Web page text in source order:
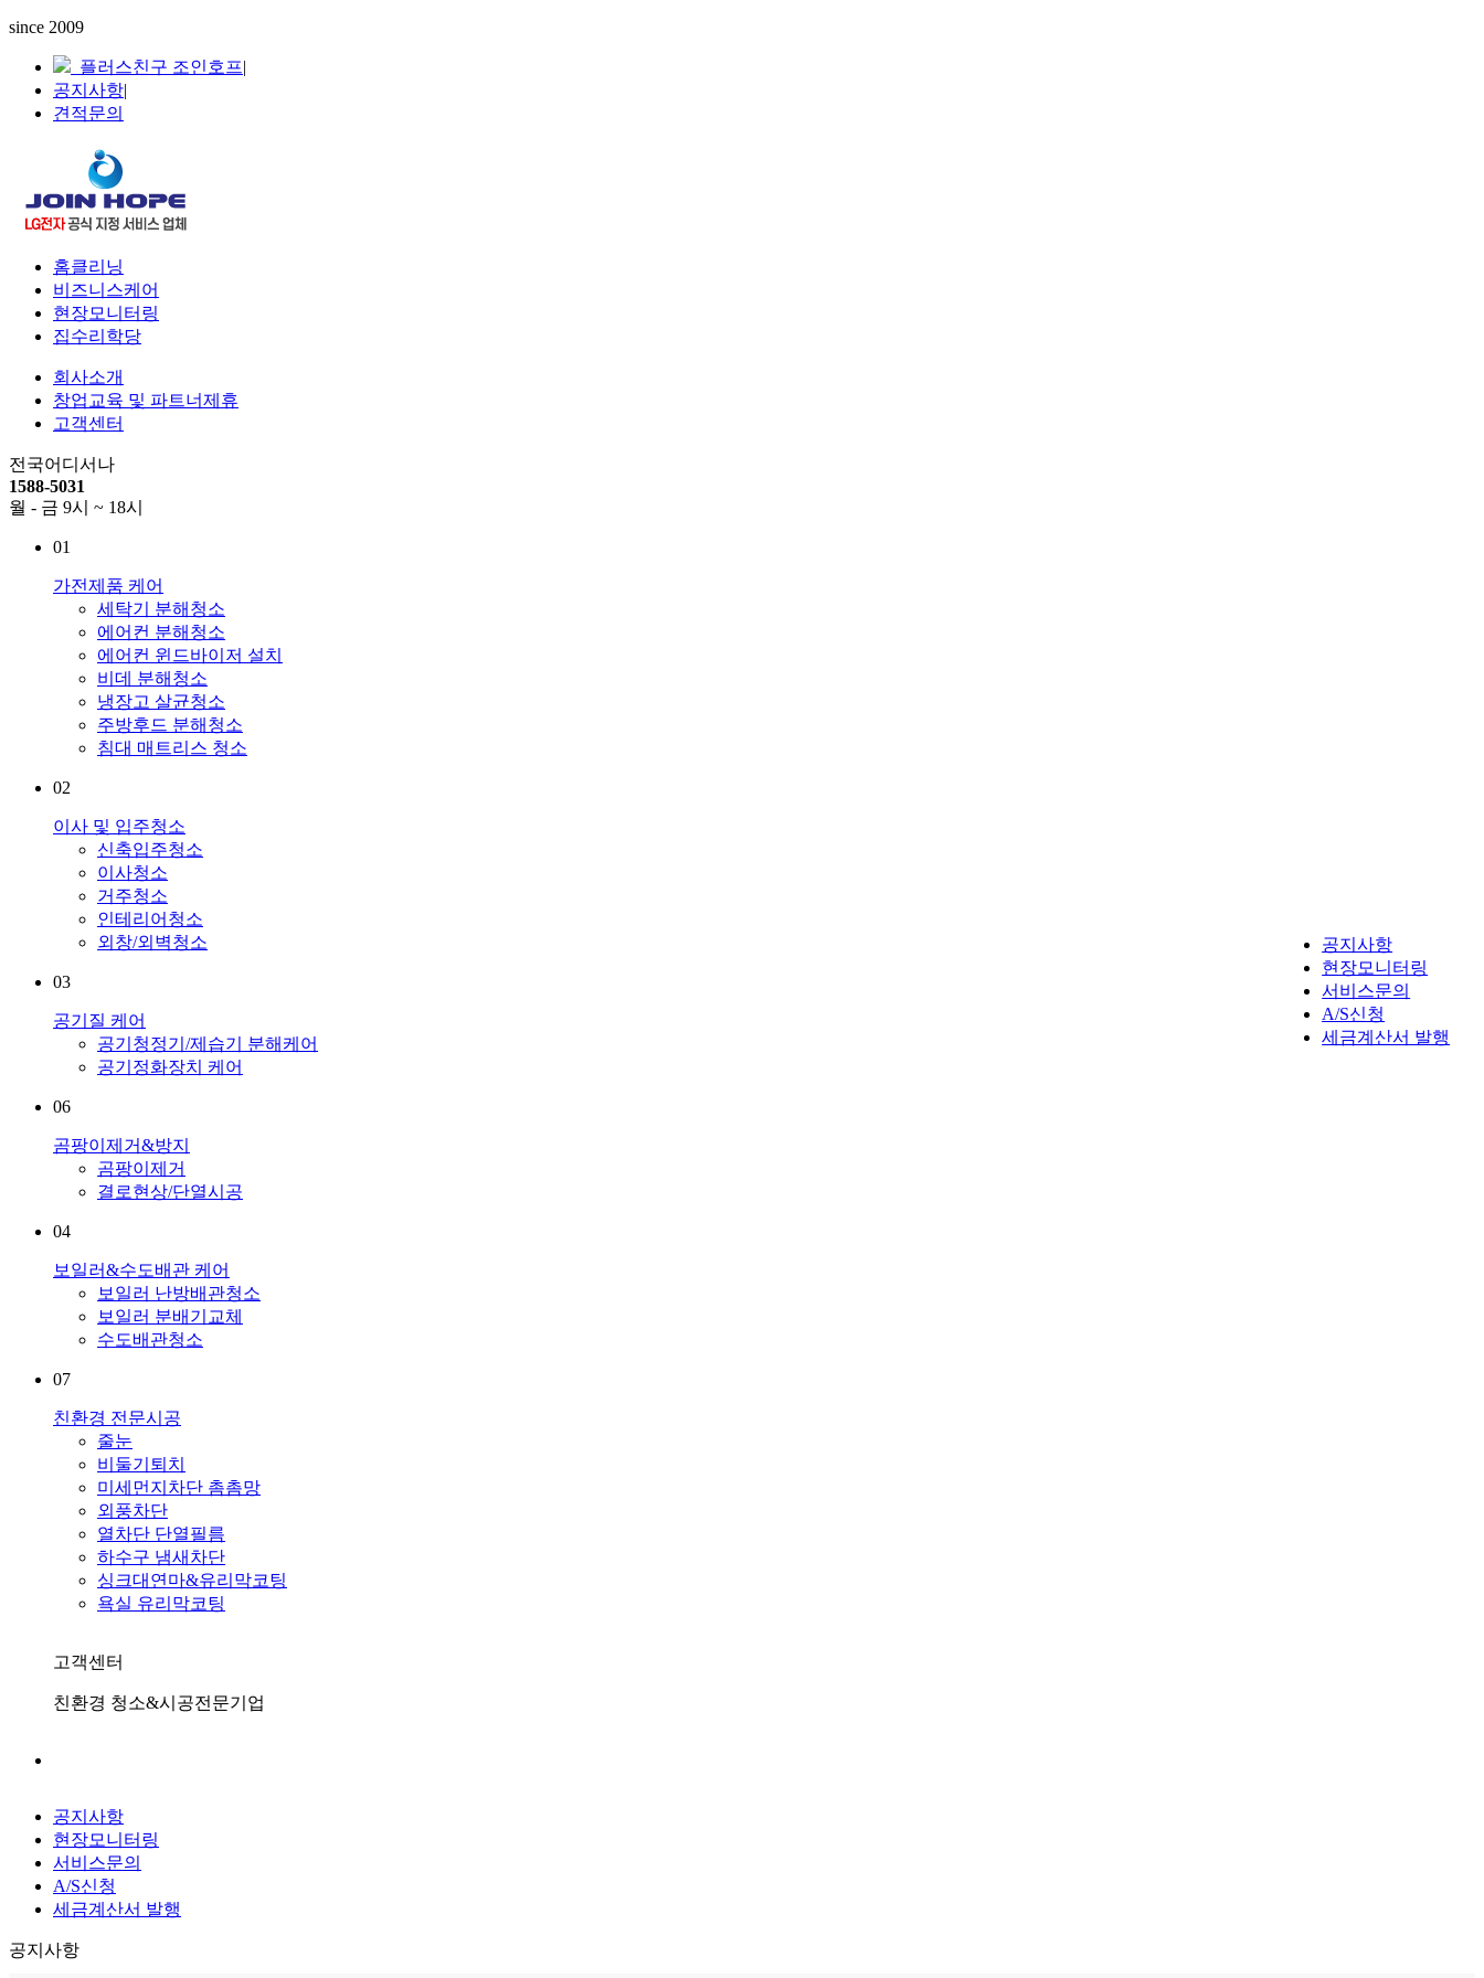
since 2009
플러스친구 조인호프|
공지사항|
견적문의
홈클리닝
비즈니스케어
현장모니터링
집수리학당
회사소개
창업교육 및 파트너제휴
고객센터
전국어디서나
1588-5031
월 - 금 9시 ~ 18시
01
가전제품 케어
세탁기 분해청소
에어컨 분해청소
에어컨 윈드바이저 설치
비데 분해청소
냉장고 살균청소
주방후드 분해청소
침대 매트리스 청소
02
이사 및 입주청소
신축입주청소
이사청소
거주청소
인테리어청소
외창/외벽청소
03
공기질 케어
공기청정기/제습기 분해케어
공기정화장치 케어
06
곰팡이제거&방지
곰팡이제거
결로현상/단열시공
04
보일러&수도배관 케어
보일러 난방배관청소
보일러 분배기교체
수도배관청소
07
친환경 전문시공
줄눈
비둘기퇴치
미세먼지차단 촘촘망
외풍차단
열차단 단열필름
하수구 냄새차단
싱크대연마&유리막코팅
욕실 유리막코팅
고객센터
친환경 청소&시공전문기업
공지사항
현장모니터링
서비스문의
A/S신청
세금계산서 발행
공지사항
현장모니터링
서비스문의
A/S신청
세금계산서 발행
공지사항